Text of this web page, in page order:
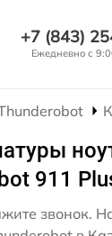
+7 (843)
Ежедневно с
911
звонок.